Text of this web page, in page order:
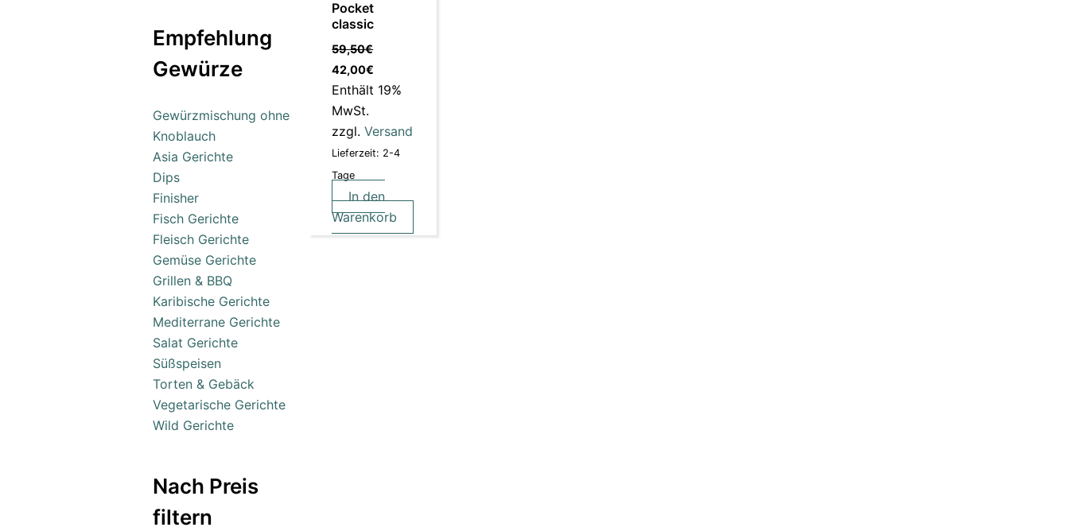
Empfehlung
Gewürze
Gewürzmischung ohne
Knoblauch
Asia Gerichte
Dips
Finisher
Fisch Gerichte
Fleisch Gerichte
Gemüse Gerichte
Grillen & BBQ
Karibische Gerichte
Mediterrane Gerichte
Salat Gerichte
Süßspeisen
Torten & Gebäck
Vegetarische Gerichte
Wild Gerichte
Nach Preis
filtern
Pocket
classic
59,50€
42,00€
Enthält 19%
MwSt.
zzgl.Versand
Lieferzeit: 2-4
Tage
In den
Warenkorb